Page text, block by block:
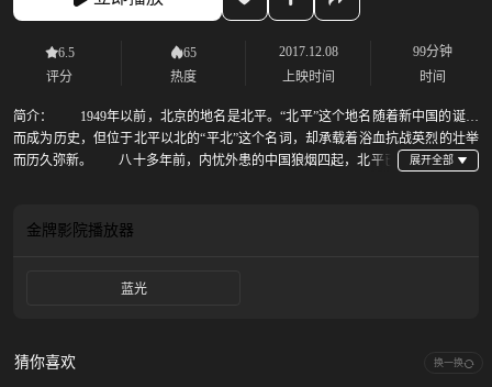
6.5
评分
65
热度
2017.12.08
上映时间
99分钟
时间
简介：
1949年以前，北京的地名是北平。“北平”这个地名随着新中国的诞生
而成为历史，但位于北平以北的“平北”这个名词，却承载着浴血抗战英烈的壮举
而历久弥新。 八十多年前，内忧外患的中国狼烟四起，北平已
染长城内外。 平北抗日根据地处于华北抗战最前沿,对平西抗日根据地起了
1938年至1945年间，八路军3次挺进平北，以及八路军中唯一的知识分子团----晋
全部) 1949年以前，北京的地名是北平。“北平”这个地名随着新中国的诞生而
金牌影院播放器
蓝光
猜你喜欢 换一换